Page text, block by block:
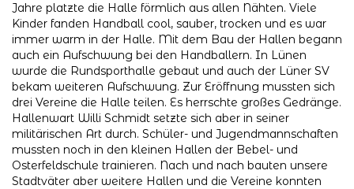
Jahre platzte die Halle förmlich aus allen Nähten. Viele
Kinder fanden Handball cool, sauber, trocken und es war
immer warm in der Halle. Mit dem Bau der Hallen begann
auch ein Aufschwung bei den Handballern. In Lünen
wurde die Rundsporthalle gebaut und auch der Lüner SV
bekam weiteren Aufschwung. Zur Eröffnung mussten sich
drei Vereine die Halle teilen. Es herrschte großes Gedränge.
Hallenwart Willi Schmidt setzte sich aber in seiner
militärischen Art durch. Schüler- und Jugendmannschaften
mussten noch in den kleinen Hallen der Bebel- und
Osterfeldschule trainieren. Nach und nach bauten unsere
Stadtväter aber weitere Hallen und die Vereine konnten